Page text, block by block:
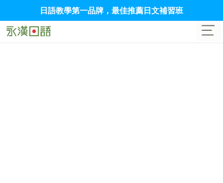
日語教學第一品牌，最佳推薦日文補習班